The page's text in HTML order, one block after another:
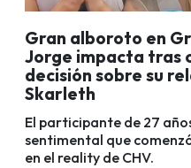
Gran alboroto en
Jorge impacta tras
decisión sobre su
Skarleth
El participante de 27
sentimental que
en el reality de CHV.